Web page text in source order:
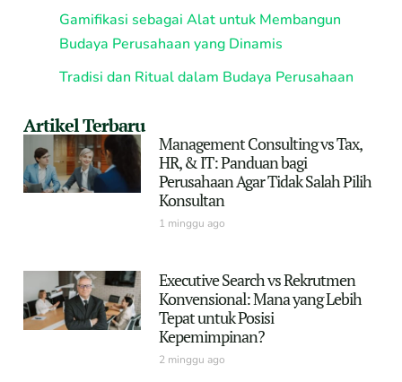
Gamifikasi sebagai Alat untuk Membangun
Budaya Perusahaan yang Dinamis
Tradisi dan Ritual dalam Budaya Perusahaan
Artikel Terbaru
Management Consulting vs Tax,
HR, & IT: Panduan bagi
Perusahaan Agar Tidak Salah Pilih
Konsultan
1 minggu ago
Executive Search vs Rekrutmen
Konvensional: Mana yang Lebih
Tepat untuk Posisi
Kepemimpinan?
2 minggu ago